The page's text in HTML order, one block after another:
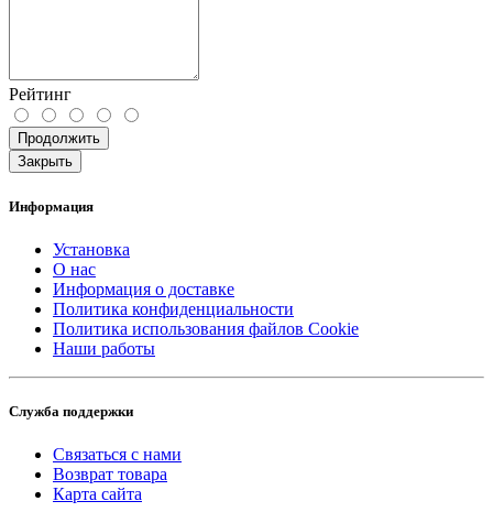
Рейтинг
Продолжить
Закрыть
Информация
Установка
О нас
Информация о доставке
Политика конфиденциальности
Политика использования файлов Cookie
Наши работы
Служба поддержки
Связаться с нами
Возврат товара
Карта сайта